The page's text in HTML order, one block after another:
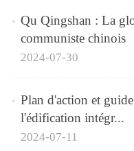
Qu Qingshan : La
communiste chinois
2024-07-30
Plan d'action et
l'édification intégr...
2024-07-11